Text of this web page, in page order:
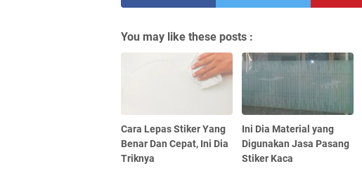
You may like these posts :
Cara Lepas Stiker Yang
Benar Dan Cepat, Ini Dia
Triknya
Ini Dia Material yang
Digunakan Jasa Pasang
Stiker Kaca